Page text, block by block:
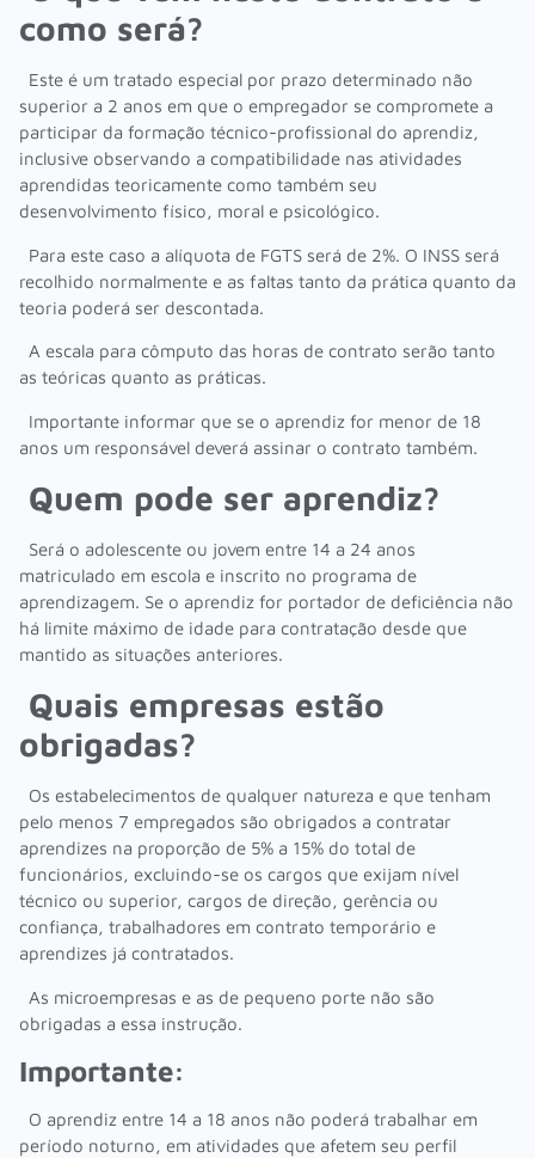
como será?
Este é um tratado especial por prazo determinado não
superior a 2 anos em que o empregador se compromete a
participar da formação técnico-profissional do aprendiz,
inclusive observando a compatibilidade nas atividades
aprendidas teoricamente como também seu
desenvolvimento físico, moral e psicológico.
Para este caso a alíquota de FGTS será de 2%. O INSS será
recolhido normalmente e as faltas tanto da prática quanto da
teoria poderá ser descontada.
A escala para cômputo das horas de contrato serão tanto
as teóricas quanto as práticas.
Importante informar que se o aprendiz for menor de 18
anos um responsável deverá assinar o contrato também.
Quem pode ser aprendiz?
Será o adolescente ou jovem entre 14 a 24 anos
matriculado em escola e inscrito no programa de
aprendizagem. Se o aprendiz for portador de deficiência não
há limite máximo de idade para contratação desde que
mantido as situações anteriores.
Quais empresas estão
obrigadas?
Os estabelecimentos de qualquer natureza e que tenham
pelo menos 7 empregados são obrigados a contratar
aprendizes na proporção de 5% a 15% do total de
funcionários, excluindo-se os cargos que exijam nível
técnico ou superior, cargos de direção, gerência ou
confiança, trabalhadores em contrato temporário e
aprendizes já contratados.
As microempresas e as de pequeno porte não são
obrigadas a essa instrução.
Importante:
O aprendiz entre 14 a 18 anos não poderá trabalhar em
período noturno, em atividades que afetem seu perfil